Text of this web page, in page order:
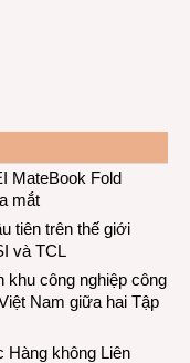
MateBook Fold
mắt
tiên trên thế giới
và TCL
công nghiệp công
Nam giữa hai Tập
Hàng không Liên